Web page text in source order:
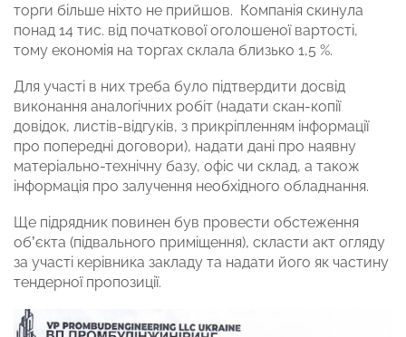
торги більше ніхто не прийшов. Компанія скинула
понад 14 тис. від початкової оголошеної вартості,
тому економія на торгах склала близько 1,5 %.
Для участі в них треба було підтвердити досвід
виконання аналогічних робіт (надати скан-копії
довідок, листів-відгуків, з прикріпленням інформації
про попередні договори), надати дані про наявну
матеріально-технічну базу, офіс чи склад, а також
інформація про залучення необхідного обладнання.
Ще підрядник повинен був провести обстеження
об’єкта (підвального приміщення), скласти акт огляду
за участі керівника закладу та надати його як частину
тендерної пропозиції.